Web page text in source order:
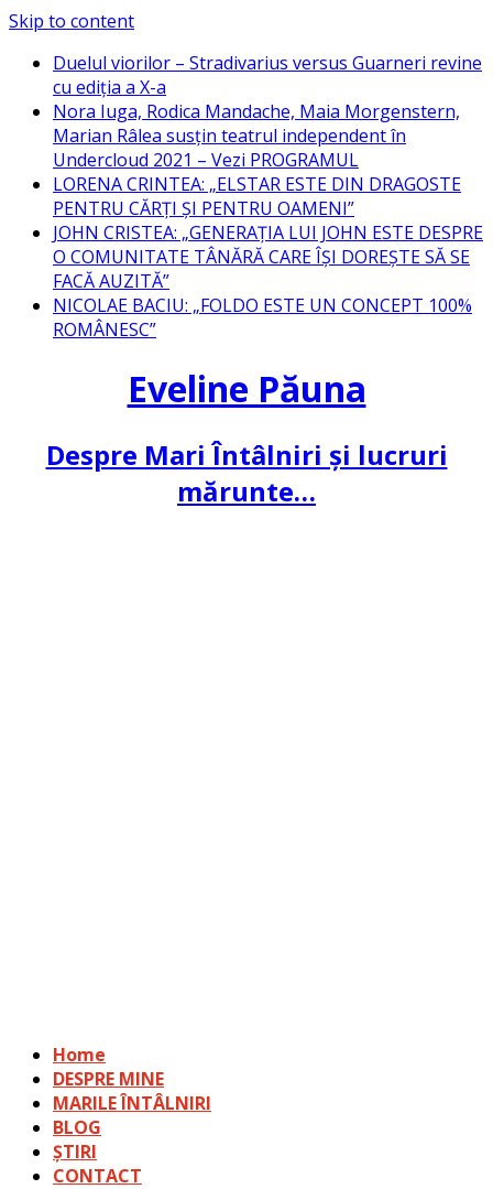
Skip to content
Duelul viorilor – Stradivarius versus Guarneri revine
cu ediția a X-a
Nora Iuga, Rodica Mandache, Maia Morgenstern,
Marian Râlea susțin teatrul independent în
Undercloud 2021 – Vezi PROGRAMUL
LORENA CRINTEA: „ELSTAR ESTE DIN DRAGOSTE
PENTRU CĂRȚI ȘI PENTRU OAMENI”
JOHN CRISTEA: „GENERAȚIA LUI JOHN ESTE DESPRE
O COMUNITATE TÂNĂRĂ CARE ÎȘI DOREȘTE SĂ SE
FACĂ AUZITĂ”
NICOLAE BACIU: „FOLDO ESTE UN CONCEPT 100%
ROMÂNESC”
Eveline Păuna
Despre Mari Întâlniri și lucruri
mărunte…
Home
DESPRE MINE
MARILE ÎNTÂLNIRI
BLOG
ȘTIRI
CONTACT